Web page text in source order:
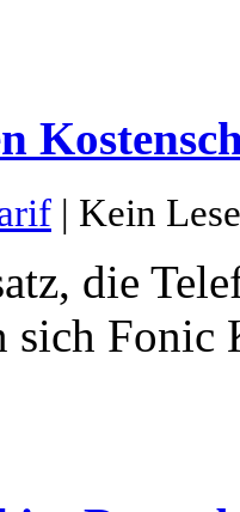
| Kein
die
sich Fonic